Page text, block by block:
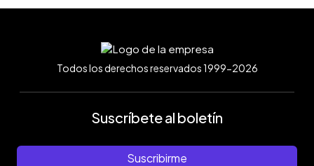
Todos los derechos reservados 1999-2026
Suscríbete al boletín
Suscribirme